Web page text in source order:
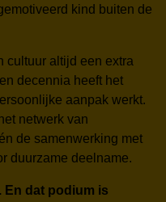
kind buiten de
cultuur altijd een extra
decennia heeft het
aanpak werkt.
netwerk van
de samenwerking met
duurzame deelname.
En dat podium is